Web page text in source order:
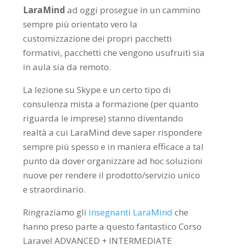
LaraMind ad oggi prosegue in un cammino
sempre più orientato vero la
customizzazione dei propri pacchetti
formativi, pacchetti che vengono usufruiti sia
in aula sia da remoto.
La lezione su Skype e un certo tipo di
consulenza mista a formazione (per quanto
riguarda le imprese) stanno diventando
realtà a cui LaraMind deve saper rispondere
sempre più spesso e in maniera efficace a tal
punto da dover organizzare ad hoc soluzioni
nuove per rendere il prodotto/servizio unico
e straordinario.
Ringraziamo gli insegnanti LaraMind che
hanno preso parte a questo fantastico Corso
Laravel ADVANCED + INTERMEDIATE